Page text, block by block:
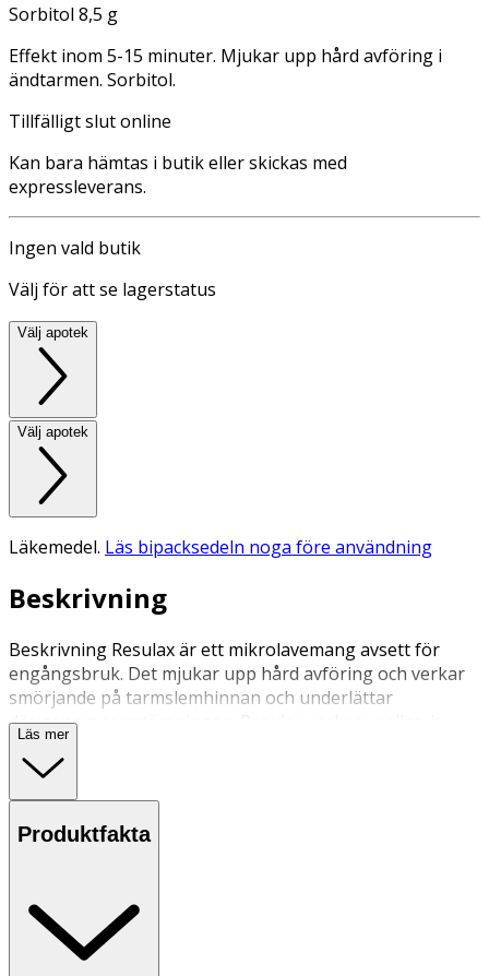
Sorbitol 8,5 g
Effekt inom 5-15 minuter. Mjukar upp hård avföring i
ändtarmen. Sorbitol.
Tillfälligt slut online
Kan bara hämtas i butik eller skickas med
expressleverans.
Ingen vald butik
Välj för att se lagerstatus
Välj apotek
Välj apotek
Läkemedel. Läs bipacksedeln noga före användning
Beskrivning
Beskrivning Resulax är ett mikrolavemang avsett för
engångsbruk. Det mjukar upp hård avföring och verkar
smörjande på tarmslemhinnan och underlättar
därigenom tarmtömningen. Resulax verkar vanligtvis
inom 5–15 minuter. Resulax används vid tillfällig
förstoppning. Läs alltid bipacksedeln noga eller gå in på
fass.se för mer information. Användning & Dosering
Vuxna och barn: Innehållet i en tub töms i
tubspetsen som därefter förs in så långt det går.
Användaranvisning med bilder finns i bipacksedeln.
Gravid och ammande: Rekommenderad dos kan
Läs mer
Produktfakta